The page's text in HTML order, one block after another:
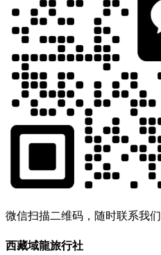
微信扫描二维码，随时联系我们
西藏域龍旅行社